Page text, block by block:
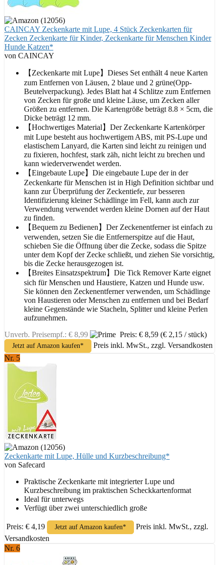
CAINCAY Zeckenkarte mit Lupe, 4 Stück Zeckenkarten für
Zecken Zeckenkarte für Kinder, Zeckenkarte für Menschen Kinder
Hunde Katzen*
von CAINCAY
【Zeckenkarte mit Lupe】Dieses Set enthält 4 neue Karten
zum Entfernen von Läusen, 2 blaue und 2 grüne(Opp-
Beutelverpackung). Jedes Blatt hat 4 Schlitze zum Entfernen
von Zecken für große und kleine Läuse, um Zecken aller
Größen zu entfernen. Die Kartengröße beträgt 8.8 × 5cm, die
Dicke beträgt 12 mm.
【Hochwertiges Material】Der Zeckenkarte Kartenkörper
mit Lupe besteht aus hochwertigem ABS, mit PS-Lupe und
elastischem Lanyard, die Karten sind leicht zu reinigen und
zu fixieren, hochfest, stark zäh, nicht leicht zu brechen und
kann wiederverwendet werden.
【Eingebaute Lupe】Die eingebaute Lupe der in der
Zeckenkarte für Menschen ist in High Definition sichtbar und
kann zur Überprüfung der Zeckentiefe, zur besseren
Identifizierung kleiner Schädlinge im Fell, kann auch zur
Verwendung verwendet werden kleine Dornen auf der Haut
zu finden.
【Bequem zu Bedienen】Der Zeckenentferner ist einfach zu
verwenden, setzen Sie die Entfernerspitze auf die Haut,
schieben Sie die Öffnung über die Zecke, sodass die Spitze
unter dem Kopf der Zecke schließt, und ziehen Sie vorsichtig,
bis die Zecke herausgezogen ist.
【Breites Einsatzspektrum】Die Tick Remover Karte eignet
sich für Menschen und Haustiere, Katzen und Hunde usw.
Sie können den Zeckenentferner verwenden, um Schädlinge
von Haustieren oder Menschen zu entfernen und bei Bedarf
kleine Gegenstände wie Stacheln, Splitter und kleine Perlen
aufzunehmen.
Unverb. Preisempf.: € 8,99
Preis: € 8,59 (€ 2,15 / stück)
Jetzt auf Amazon kaufen*
Preis inkl. MwSt., zzgl. Versandkosten
Nr. 5
Zeckenkarte mit Lupe, Hülle und Kurzbeschreibung*
von Safecard
Praktische Zeckenkarte mit integrierter Lupe und
Kurzbeschreibung im praktischen Scheckkartenformat
Ideal für unterwegs
Verfügt über zwei unterschiedlich große
Preis: € 4,19 Jetzt auf Amazon kaufen*
Preis inkl. MwSt., zzgl.
Versandkosten
Nr. 6